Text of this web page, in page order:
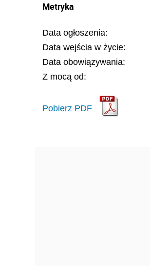
Metryka
Data ogłoszenia:
Data wejścia w życie:
Data obowiązywania:
Z mocą od:
Pobierz PDF